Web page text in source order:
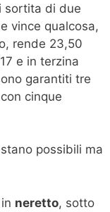
sortita di due
vince qualcosa,
rende 23,50
e in terzina
garantiti tre
cinque
possibili ma
neretto, sotto